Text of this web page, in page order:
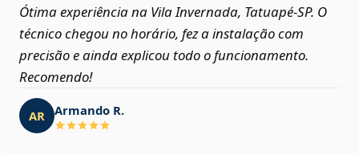
Ótima experiência na Vila Invernada, Tatuapé‑SP. O
técnico chegou no horário, fez a instalação com
precisão e ainda explicou todo o funcionamento.
Recomendo!
AR Armando R.